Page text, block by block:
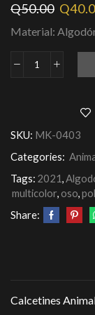
Q50.00 Q
Material:
SKU: MK-0403
Categories:
Tags: 2021,
multicolor, oso,
Share:
Calcetines